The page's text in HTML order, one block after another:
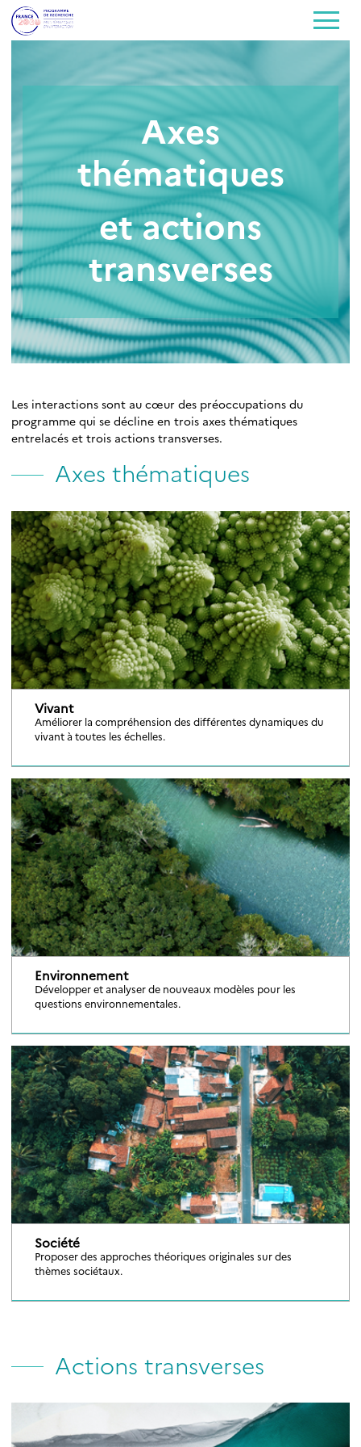
Axes
thématiques
et actions
transverses
Les interactions sont au cœur des préoccupations du
programme qui se décline en trois axes thématiques
entrelacés et trois actions transverses.
Axes thématiques
Vivant
Améliorer la compréhension des différentes dynamiques du
vivant à toutes les échelles.
Environnement
Développer et analyser de nouveaux modèles pour les
questions environnementales.
Société
Proposer des approches théoriques originales sur des
thèmes sociétaux.
Actions transverses